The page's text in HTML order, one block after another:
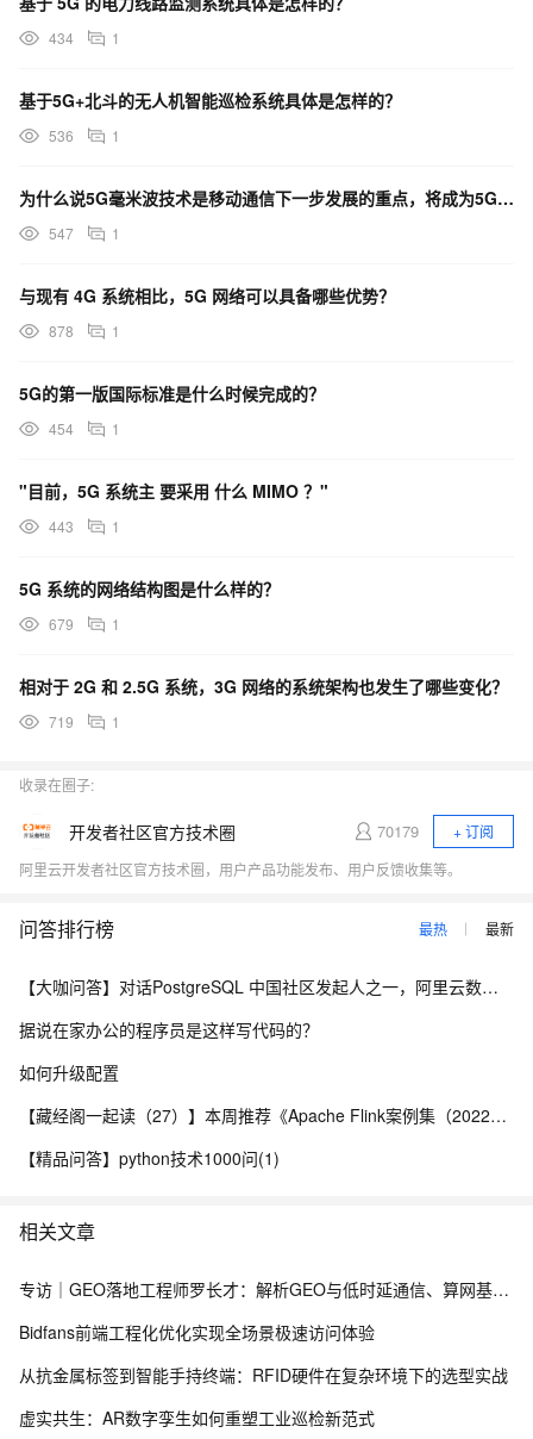
434 1
基于5G+北斗的无人机智能巡检系统具体是怎样的？
536 1
为什么说5G毫米波技术是移动通信下一步发展的重点，将成为5G中频重要的容量补充和能力提升手段？
547 1
与现有 4G 系统相比，5G 网络可以具备哪些优势？
878 1
5G的第一版国际标准是什么时候完成的？
454 1
"目前，5G 系统主 要采用 什么 MIMO ？"
443 1
5G 系统的网络结构图是什么样的？
679 1
相对于 2G 和 2.5G 系统，3G 网络的系统架构也发生了哪些变化？
719 1
收录在圈子:
开发者社区官方技术圈 70179
+ 订阅
阿里云开发者社区官方技术圈，用户产品功能发布、用户反馈收集等。
问答排行榜 最热 最新
【大咖问答】对话PostgreSQL 中国社区发起人之一，阿里云数据库高级专家 德哥
据说在家办公的程序员是这样写代码的？
如何升级配置
【藏经阁一起读（27）】本周推荐《Apache Flink案例集（2022版）》，你有哪些心得？
【精品问答】python技术1000问(1)
相关文章
专访｜GEO落地工程师罗长才：解析GEO与低时延通信、算网基础设施的协同赋能逻辑
Bidfans前端工程化优化实现全场景极速访问体验
从抗金属标签到智能手持终端：RFID硬件在复杂环境下的选型实战
虚实共生：AR数字孪生如何重塑工业巡检新范式